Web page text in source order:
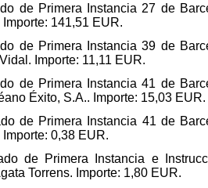
de Primera Instancia 27 de
141,51 EUR.
de Primera Instancia 39 de
Importe: 11,11 EUR.
de Primera Instancia 41 de
Éxito, S.A.. Importe: 15,03 EUR.
de Primera Instancia 41 de
0,38 EUR.
de Primera Instancia e
Torrens. Importe: 1,80 EUR.